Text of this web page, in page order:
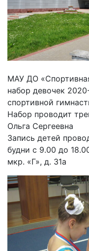
МАУ ДО
набор девочек
спортивной
Набор проводит
Ольга Сергеевна
Запись детей
будни с 9.00 до
мкр. «Г», д. 31а